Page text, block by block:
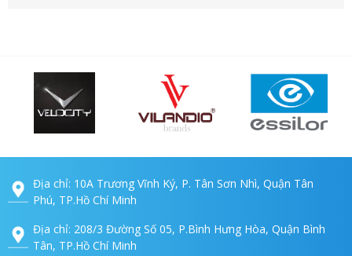
Địa chỉ: 10A Trương Vĩnh Ký, P. Tân Sơn Nhì, Quận Tân
Phú, TP.Hồ Chí Minh
Địa chỉ: 208/3 Đường Số 05, P.Bình Hưng Hòa, Quận Bình
Tân, TP.Hồ Chí Minh